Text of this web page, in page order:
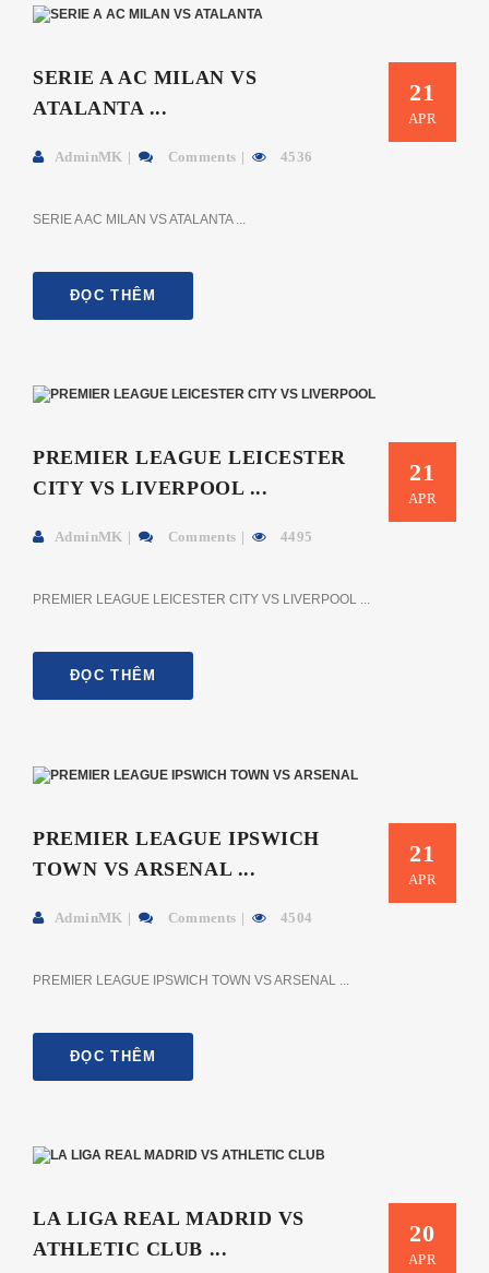
21
APR
SERIE A AC MILAN VS
ATALANTA ...
AdminMK Comments 4536
SERIE A AC MILAN VS ATALANTA ...
ĐỌC THÊM
21
APR
PREMIER LEAGUE LEICESTER
CITY VS LIVERPOOL ...
AdminMK Comments 4495
PREMIER LEAGUE LEICESTER CITY VS LIVERPOOL ...
ĐỌC THÊM
21
APR
PREMIER LEAGUE IPSWICH
TOWN VS ARSENAL ...
AdminMK Comments 4504
PREMIER LEAGUE IPSWICH TOWN VS ARSENAL ...
ĐỌC THÊM
20
APR
LA LIGA REAL MADRID VS
ATHLETIC CLUB ...